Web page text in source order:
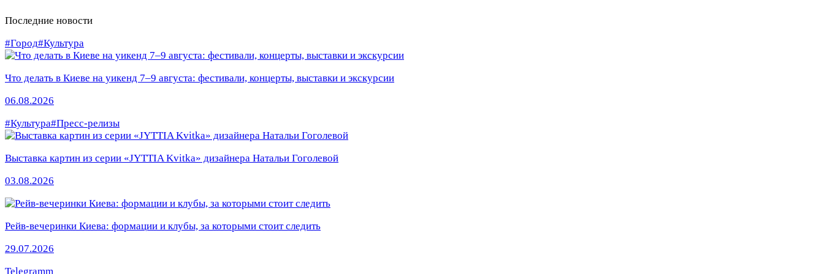
Последние новости
#Город#Культура
Что делать в Киеве на уикенд 7–9 августа: фестивали, концерты, выставки и экскурсии
06.08.2026
#Культура#Пресс-релизы
Выставка картин из серии «JYTTIA Kvitka» дизайнера Натальи Гоголевой
03.08.2026
Рейв-вечеринки Киева: формации и клубы, за которыми стоит следить
29.07.2026
Telegramm